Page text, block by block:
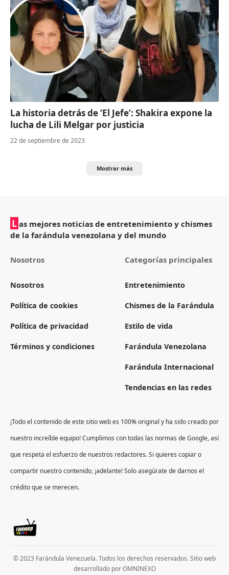
La historia detrás de ‘El Jefe’: Shakira expone la
lucha de Lili Melgar por justicia
22 de septiembre de 2023
Mostrar más
L as mejores noticias de entretenimiento y chismes
de la farándula venezolana y del mundo
Nosotros
Nosotros
Política de cookies
Política de privacidad
Términos y condiciones
Categorías principales
Entretenimiento
Chismes de la Farándula
Estilo de vida
Farándula Venezolana
Farándula Internacional
Tendencias en las redes
¡Todo el contenido de este sitio web es 100% original y ha sido creado por
nuestro increíble equipo! Cumplimos con todas las normas de Google, así
que respeta el esfuerzo de nuestros redactores. Si quieres copiar o
compartir nuestro contenido, ¡adelante! Solo asegúrate de darnos el
crédito que se merecen.
© 2023 Farándula Venezuela. Todos los derechos reservados. Sitio web
desarrollado porOMNINEXO